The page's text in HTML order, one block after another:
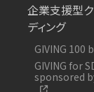
企業支援型ク
ディング
GIVING 100
GIVING for
sponsored